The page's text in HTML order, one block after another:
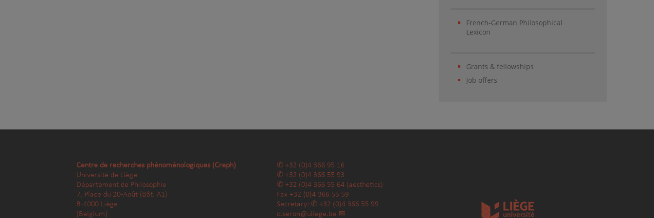
French-German Philosophical
Lexicon
Grants & fellowships
Job offers
Centre de recherches phénoménologiques (Creph)
Université de Liège
Département de Philosophie
7, Place du 20-Août (Bât. A1)
B-4000 Liège
(Belgium)
+32 (0)4 366 95 16
+32 (0)4 366 55 93
+32 (0)4 366 55 64 (aesthetics)
Fax +32 (0)4 366 55 59
Secretary:
+32 (0)4 366 55 99
d.seron@uliege.be